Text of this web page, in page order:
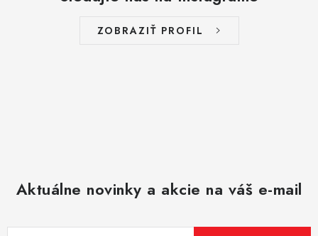
ZOBRAZIŤ PROFIL
Aktuálne novinky a akcie na váš e-mail